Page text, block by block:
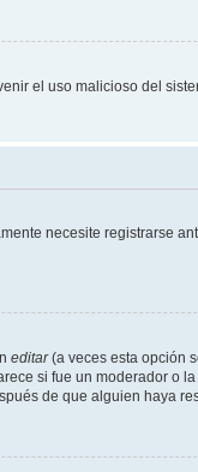
el uso malicioso del
necesite registrarse
editar(a veces esta opción
si fue un moderador o
de que alguien haya